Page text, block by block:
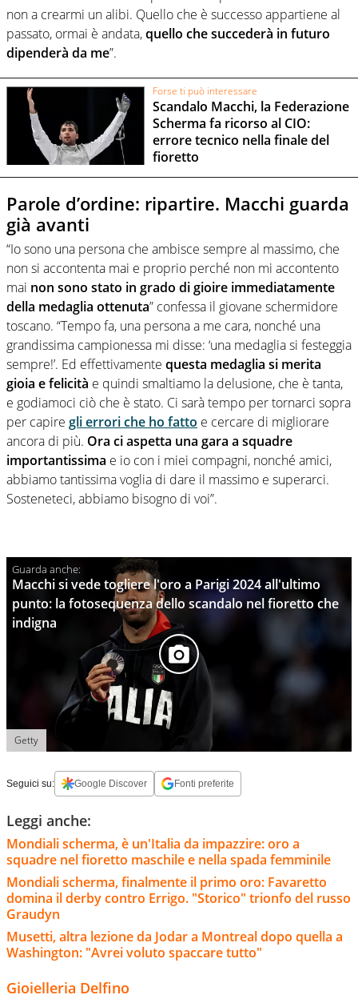
non a crearmi un alibi. Quello che è successo appartiene al
passato, ormai è andata,quello che succederà in futuro
dipenderà da me”.
Forse ti può interessare
Scandalo Macchi, la Federazione
Scherma fa ricorso al CIO:
errore tecnico nella finale del
fioretto
Parole d’ordine: ripartire. Macchi guarda
già avanti
“Io sono una persona che ambisce sempre al massimo, che
non si accontenta mai e proprio perché non mi accontento
mai non sono stato in grado di gioire immediatamente
della medaglia ottenuta” confessa il giovane schermidore
toscano. “Tempo fa, una persona a me cara, nonché una
grandissima campionessa mi disse: ‘una medaglia si festeggia
sempre!’. Ed effettivamente questa medaglia si merita
gioia e felicità e quindi smaltiamo la delusione, che è tanta,
e godiamoci ciò che è stato. Ci sarà tempo per tornarci sopra
per capire gli errori che ho fatto e cercare di migliorare
ancora di più. Ora ci aspetta una gara a squadre
importantissima e io con i miei compagni, nonché amici,
abbiamo tantissima voglia di dare il massimo e superarci.
Sosteneteci, abbiamo bisogno di voi”.
Macchi si vede togliere l'oro a Parigi 2024 all'ultimo
punto: la fotosequenza dello scandalo nel fioretto che
indigna
Getty
Seguici su: Google Discover Fonti preferite
Leggi anche:
Mondiali scherma, è un'Italia da impazzire: oro a
squadre nel fioretto maschile e nella spada femminile
Mondiali scherma, finalmente il primo oro: Favaretto
domina il derby contro Errigo. "Storico" trionfo del russo
Graudyn
Musetti, altra lezione da Jodar a Montreal dopo quella a
Washington: "Avrei voluto spaccare tutto"
Gioielleria Delfino